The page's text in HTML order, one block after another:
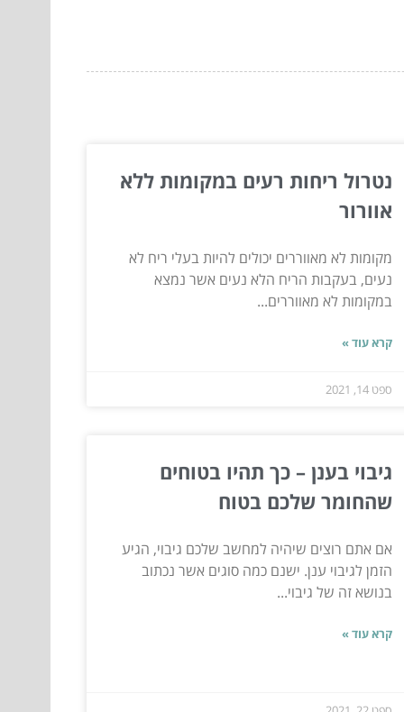
נטרול ריחות רעים במקומות ללא
אוורור
מקומות לא מאווררים יכולים להיות בעלי ריח לא
נעים, בעקבות הריח הלא נעים אשר נמצא
במקומות לא מאווררים...
קרא עוד »
ספט 14, 2021
גיבוי בענן – כך תהיו בטוחים
שהחומר שלכם בטוח
אם אתם רוצים שיהיה למחשב שלכם גיבוי, הגיע
הזמן לגיבוי ענן. ישנם כמה סוגים אשר נכתוב
בנושא זה של גיבוי...
קרא עוד »